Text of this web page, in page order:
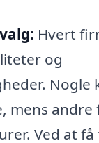
Hvert
og
Nogle
andre
Ved at